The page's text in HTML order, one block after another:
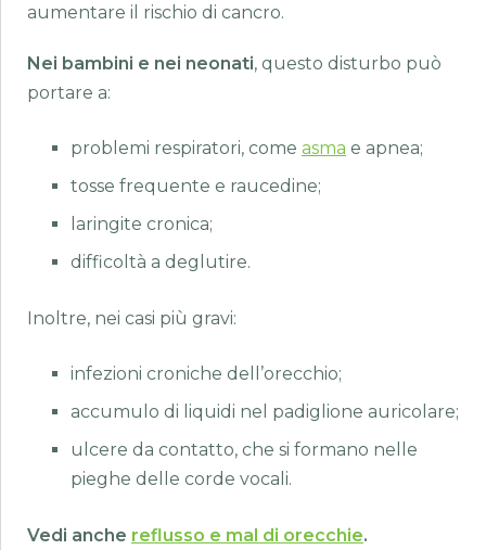
aumentare il rischio di cancro.
Nei bambini e nei neonati, questo disturbo può
portare a:
problemi respiratori, come asma e apnea;
tosse frequente e raucedine;
laringite cronica;
difficoltà a deglutire.
Inoltre, nei casi più gravi:
infezioni croniche dell’orecchio;
accumulo di liquidi nel padiglione auricolare;
ulcere da contatto, che si formano nelle
pieghe delle corde vocali.
Vedi anche reflusso e mal di orecchie.